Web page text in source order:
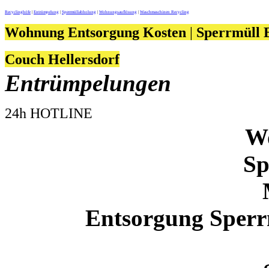
Recyclinghöfe Entrümpelung Sperrmüllabholung Wohnungsauflösung Waschmaschinen Recycling
Wohnung Entsorgung Kosten | Sperrmüll
Couch Hellersdorf
Entrümpelungen
24h HOTLINE
Entsorgung